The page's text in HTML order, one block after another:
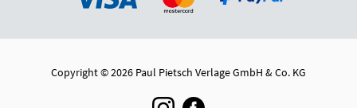
Copyright © 2026 Paul Pietsch Verlage GmbH & Co. KG